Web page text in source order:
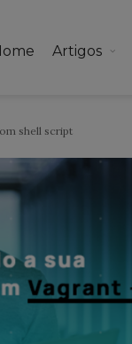
Artigos
shell script